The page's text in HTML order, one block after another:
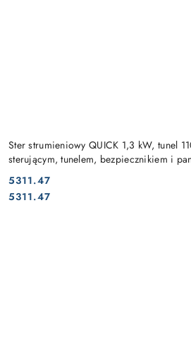
Ster strumieniowy QUICK 1,3 kW, tunel
sterującym, tunelem, bezpiecznikiem i
Cena:
5311.47
Cena:
5311.47